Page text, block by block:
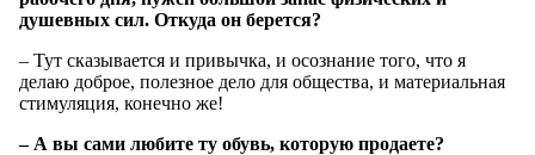
душевных сил. Откуда он берется?
– Тут сказывается и привычка, и осознание того, что я
делаю доброе, полезное дело для общества, и материальная
стимуляция, конечно же!
– А вы сами любите ту обувь, которую продаете?